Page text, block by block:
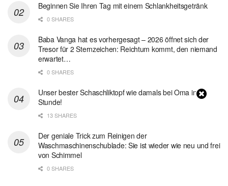
Beginnen Sie Ihren Tag mit einem Schlankheitsgetränk
0 SHARES
Baba Vanga hat es vorhergesagt – 2026 öffnet sich der
Tresor für 2 Sternzeichen: Reichtum kommt, den niemand
erwartet…
0 SHARES
Unser bester Schaschliktopf wie damals bei Oma in 1
Stunde!
13 SHARES
Der geniale Trick zum Reinigen der
Waschmaschinenschublade: Sie ist wieder wie neu und frei
von Schimmel
0 SHARES